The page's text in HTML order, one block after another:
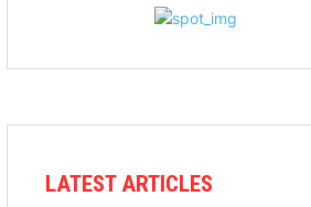
LATEST ARTICLES